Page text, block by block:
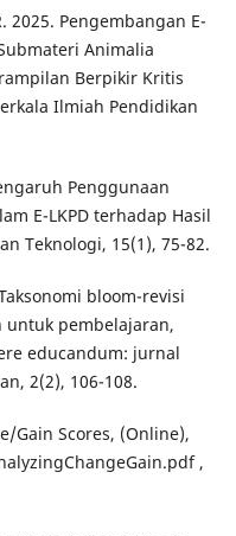
2025. Pengembangan E-
Animalia
Berpikir Kritis
Ilmiah Pendidikan
Penggunaan
E-LKPD terhadap Hasil
Teknologi, 15(1), 75-82.
bloom-revisi
untuk pembelajaran,
educandum: jurnal
2(2), 106-108.
Gain Scores, (Online),
,